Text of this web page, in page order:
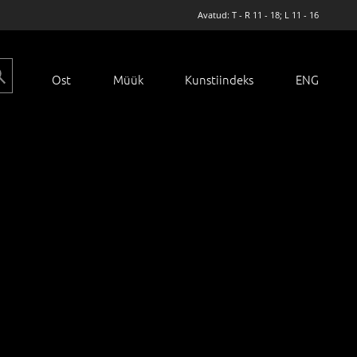
Avatud: T - R 11 - 18; L 11 - 16
Ost Müük Kunstiindeks ENG